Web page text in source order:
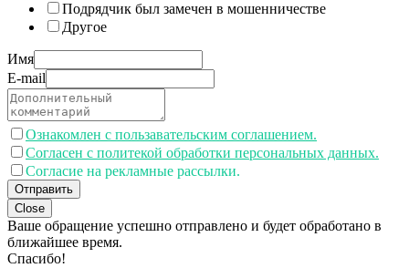
Подрядчик был замечен в мошенничестве
Другое
Имя
E-mail
Ознакомлен с пользавательским соглашением.
Согласен с политекой обработки персональных данных.
Согласие на рекламные рассылки.
Отправить
Close
Ваше обращение успешно отправлено и будет обработано в
ближайшее время.
Спасибо!